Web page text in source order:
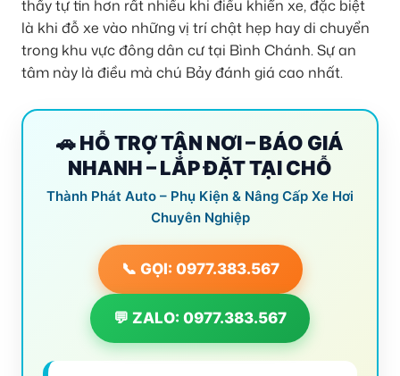
thấy tự tin hơn rất nhiều khi điều khiển xe, đặc biệt
là khi đỗ xe vào những vị trí chật hẹp hay di chuyển
trong khu vực đông dân cư tại Bình Chánh. Sự an
tâm này là điều mà chú Bảy đánh giá cao nhất.
🚗 HỖ TRỢ TẬN NƠI – BÁO GIÁ
NHANH – LẮP ĐẶT TẠI CHỖ
Thành Phát Auto – Phụ Kiện & Nâng Cấp Xe Hơi
Chuyên Nghiệp
📞 GỌI: 0977.383.567
💬 ZALO: 0977.383.567